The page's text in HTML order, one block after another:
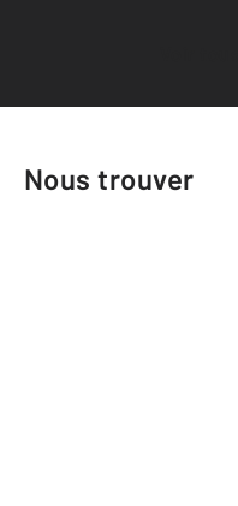
Voir
Nous trouver